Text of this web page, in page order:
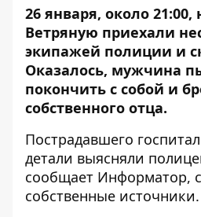
26 января, около 21:00,
Ветряную приехали
экипажей полиции и
Оказалось, мужчина
покончить с собой и
собственного отца.
Пострадавшего
детали выясняли
сообщает Информатор,
собственные источники.